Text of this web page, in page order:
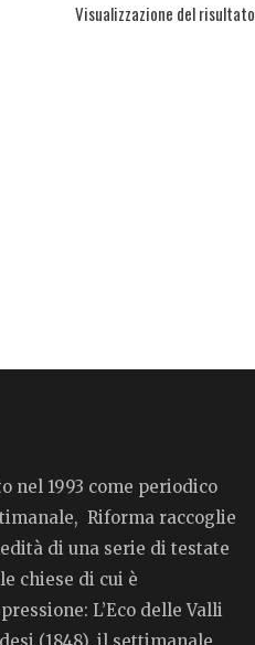
Visualizzazione del risultato
nel 1993 come periodico
Riforma raccoglie
di una serie di testate
chiese di cui è
L’Eco delle Valli